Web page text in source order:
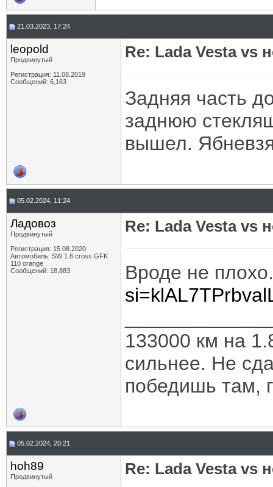
21.03.2023, 17:24
leopold
Продвинутый
Регистрация: 11.08.2019
Сообщений: 6,163
Re: Lada Vesta vs
Задняя часть
заднюю
вышел.
05.02.2024, 11:24
Ладовоз
Продвинутый
Регистрация: 15.08.2020
Автомобиль: SW 1.6 cross GFK
110 orange
Сообщений: 18,883
Re: Lada Vesta vs
Вроде не
133000 км на
сильнее. Не
победишь там,
05.02.2024, 20:21
hoh89
Продвинутый
Re: Lada Vesta vs